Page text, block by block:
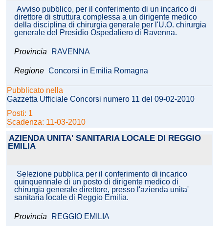
Avviso pubblico, per il conferimento di un incarico di
direttore di struttura complessa a un dirigente medico
della disciplina di chirurgia generale per l'U.O. chirurgia
generale del Presidio Ospedaliero di Ravenna.
Provincia RAVENNA
Regione Concorsi in Emilia Romagna
Pubblicato nella
Gazzetta Ufficiale Concorsi numero 11 del 09-02-2010
Posti: 1
Scadenza: 11-03-2010
AZIENDA UNITA' SANITARIA LOCALE DI REGGIO
EMILIA
Selezione pubblica per il conferimento di incarico
quinquennale di un posto di dirigente medico di
chirurgia generale direttore, presso l'azienda unita'
sanitaria locale di Reggio Emilia.
Provincia REGGIO EMILIA